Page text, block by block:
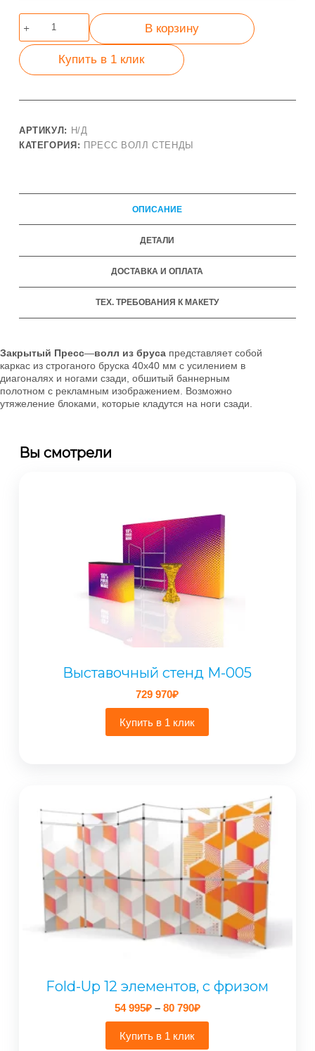
Количество
товара
Пресс
волл
из
закрытый
В корзину
Купить в 1 клик
АРТИКУЛ: Н/Д
КАТЕГОРИЯ: ПРЕСС ВОЛЛ СТЕНДЫ
ОПИСАНИЕ
ДЕТАЛИ
ДОСТАВКА И ОПЛАТА
ТЕХ. ТРЕБОВАНИЯ К МАКЕТУ
Закрытый Пресс—волл из бруса представляет собой
каркас из строганого бруска 40х40 мм с усилением в
диагоналях и ногами сзади, обшитый баннерным
полотном с рекламным изображением. Возможно
утяжеление блоками, которые кладутся на ноги сзади.
Вы смотрели
Выставочный стенд M-005
729 970₽
Купить в 1 клик
Fold-Up 12 элементов, с фризом
54 995₽ – 80 790₽Диапазон
цен:
995₽
Купить в 1 клик